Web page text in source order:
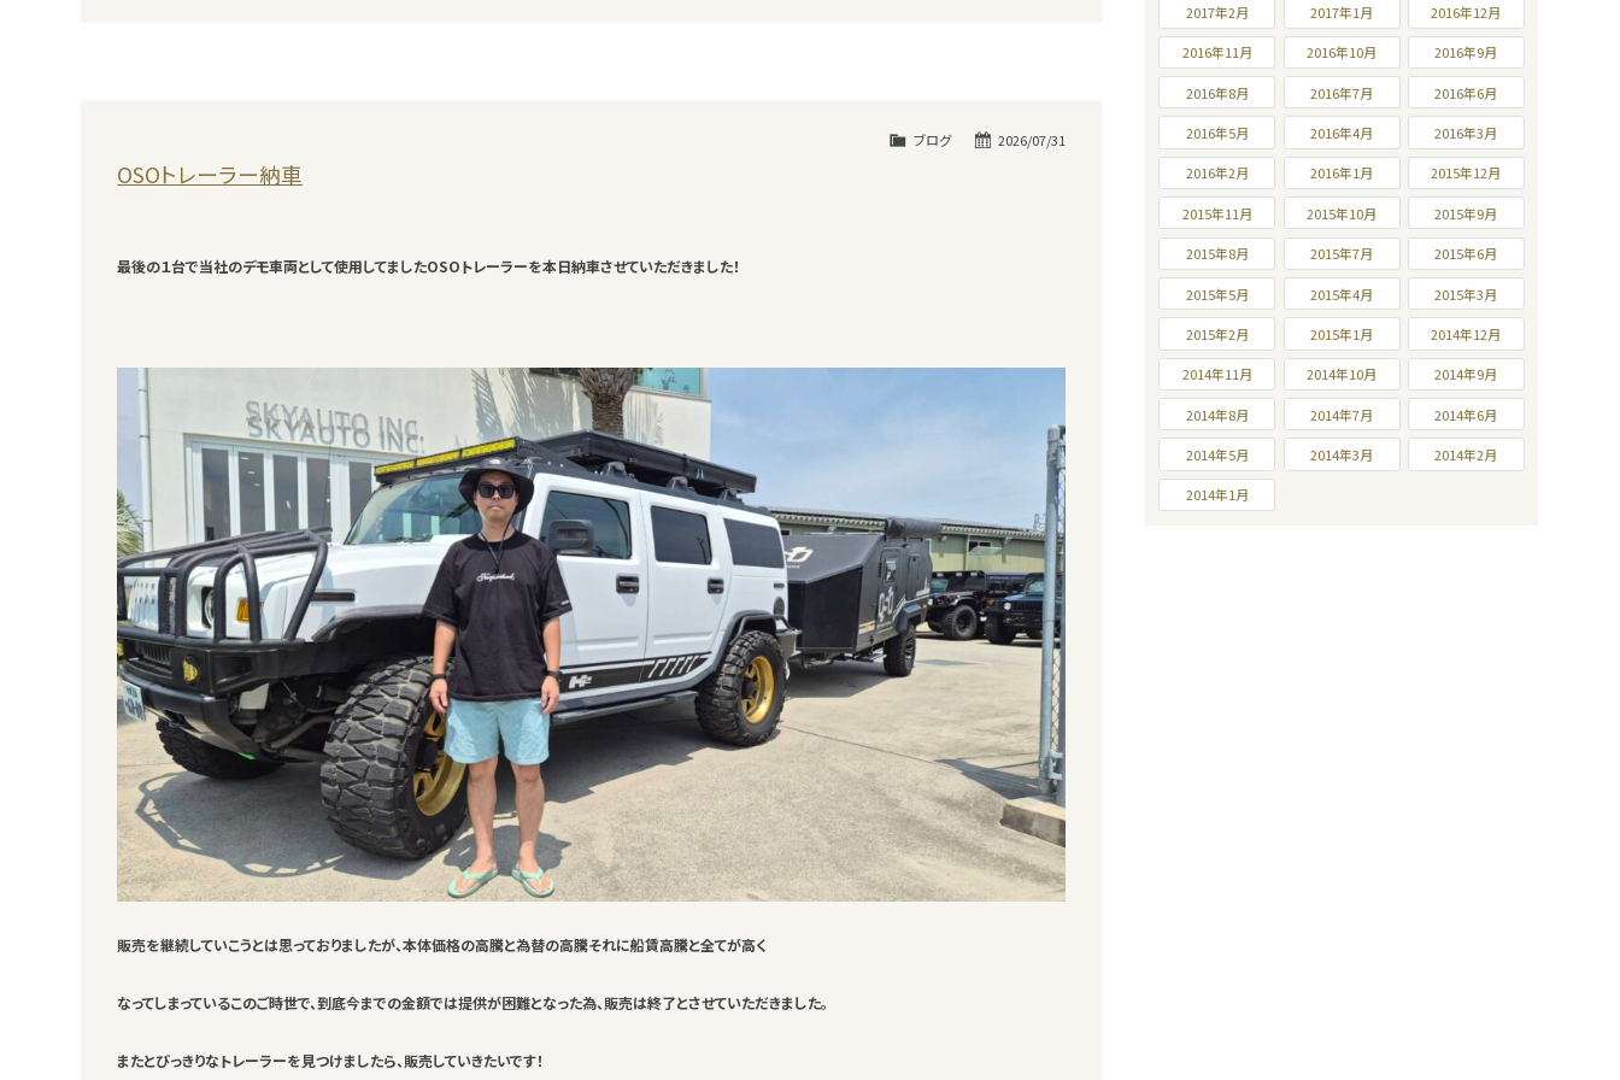
2026/07/31
ブログ
OSOトレーラー納車
最後の１台で当社のデモ車両として使用してましたOSOトレーラーを本日納車させていただきました！
販売を継続していこうとは思っておりましたが、本体価格の高騰と為替の高騰それに船賃高騰と全てが高く
なってしまっているこのご時世で、到底今までの金額では提供が困難となった為、販売は終了とさせていただきました。
またとびっきりなトレーラーを見つけましたら、販売していきたいです！
2017年2月 2017年1月 2016年12月
2016年11月 2016年10月 2016年9月
2016年8月 2016年7月 2016年6月
2016年5月 2016年4月 2016年3月
2016年2月 2016年1月 2015年12月
2015年11月 2015年10月 2015年9月
2015年8月 2015年7月 2015年6月
2015年5月 2015年4月 2015年3月
2015年2月 2015年1月 2014年12月
2014年11月 2014年10月 2014年9月
2014年8月 2014年7月 2014年6月
2014年5月 2014年3月 2014年2月
2014年1月